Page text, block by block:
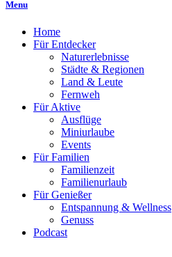
Menu
Home
Für Entdecker
Naturerlebnisse
Städte & Regionen
Land & Leute
Fernweh
Für Aktive
Ausflüge
Miniurlaube
Events
Für Familien
Familienzeit
Familienurlaub
Für Genießer
Entspannung & Wellness
Genuss
Podcast